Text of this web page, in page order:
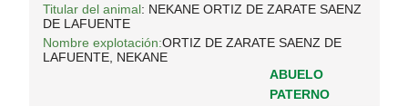
Titular del animal: NEKANE ORTIZ DE ZARATE SAENZ
DE LAFUENTE
Nombre explotación:ORTIZ DE ZARATE SAENZ DE
LAFUENTE, NEKANE
ABUELO
PATERNO